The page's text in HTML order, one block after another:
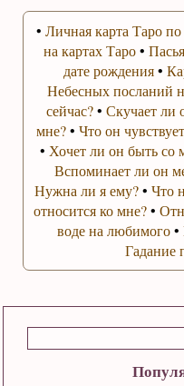
• Личная карта Таро
на картах Таро•
дате рождения•
Небесных посланий
сейчас?•Скучает ли
мне?• Что он
• Хочет ли он быть со
Вспоминает ли он
Нужна ли я ему?• Что
относится ко мне?•
воде на любимого•
Гадание